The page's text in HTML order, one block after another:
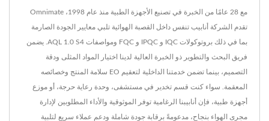
مع 28 عامًا من الخبرة في تصنيع الأجهزة الطبية منذ عام 1998، Omnimate
تقدم الشركة أنابيب تنفس داخل القصبة الهوائية تلبي معايير الجودة الصارمة
بما في ذلك بروتوكولات IQC و IPQC و FQC ومواصفات AQL 1.0 S4. يضمن
فريق البحث والتطوير ذو الخبرة العالية لدينا اختيار المواد المثلى ودقة
التصميم، بينما تضمن خدمتنا الداخلية لتعقيم EO سلامة المنتج وخصائصه
المعقمة. سواء كنت قسم تخدير في مستشفى، وحدة رعاية حرجة، أو موزع
أجهزة طبية، فإن أنابيبنا الرغامية توفر الموثوقية والأداء المطلوبين لإدارة
مجرى الهواء بنجاح، مدعومةً برقابة جودة شاملة ودعم عملاء سريع لتلبية